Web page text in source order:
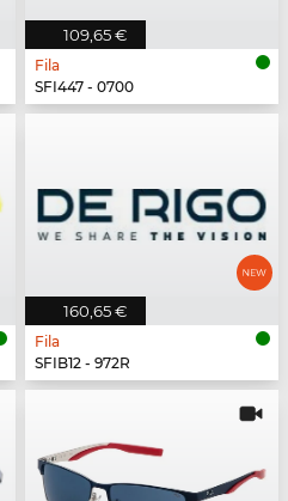
109,65 €
Fila
SFI447 - 0700
160,65 €
Fila
SFIB12 - 972R